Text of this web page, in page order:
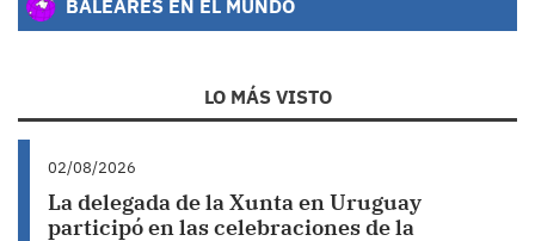
BALEARES EN EL MUNDO
LO MÁS VISTO
02/08/2026
La delegada de la Xunta en Uruguay
participó en las celebraciones de la